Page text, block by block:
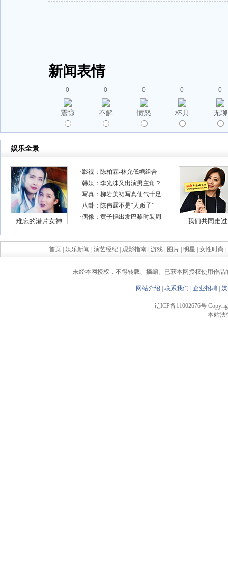
新闻表情
0
震惊
0
不解
0
愤怒
0
杯具
0
无聊
首页| 娱乐新闻 演艺经纪| 观影指南| 游戏| 图片| 明星 女性时尚
未经本网授权，不得转载、摘编。已获本网授权使用作
网站介绍 联系我们 企业招聘
辽ICP备11002676号
本站法